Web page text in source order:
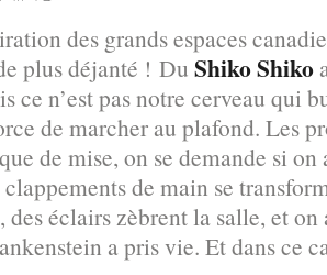
des grands espaces
plus déjanté ! Du Shiko Shiko
ce n’est pas notre cerveau qui
de marcher au plafond. Les
de mise, on se demande si on
de main se
des éclairs zèbrent la salle, et
a pris vie. Et dans ce